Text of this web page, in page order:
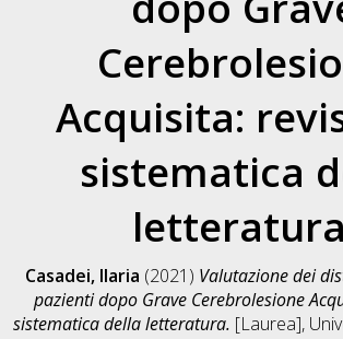
Acquisita:
sistematica
Casadei, Ilaria (2021) Valutazione dei
pazienti dopo Grave Cerebrolesione
sistematica della letteratura. [Laurea],